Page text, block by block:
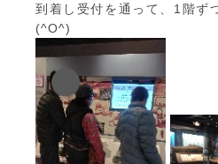
到着し受付を通って、1階ず
(^O^)